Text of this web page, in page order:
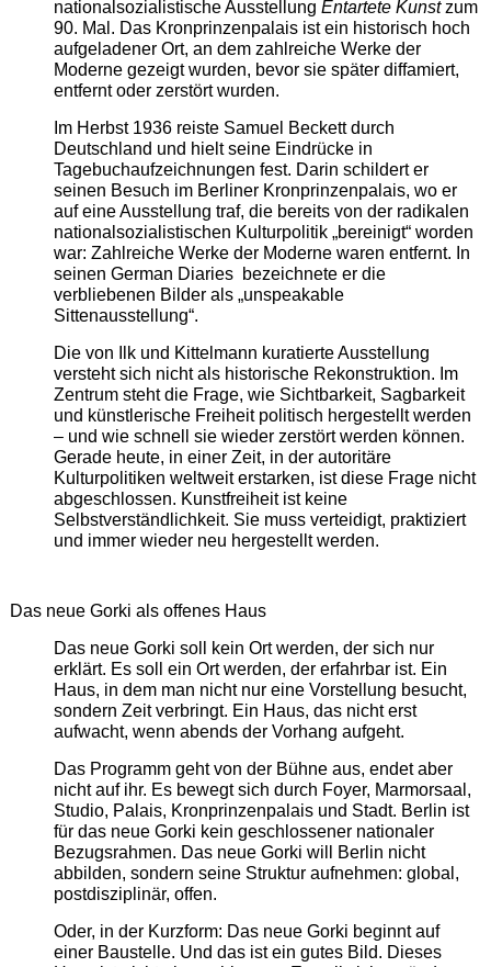
nationalsozialistische Ausstellung Entartete Kunstzum
90. Mal. Das Kronprinzenpalais ist ein historisch hoch
aufgeladener Ort, an dem zahlreiche Werke der
Moderne gezeigt wurden, bevor sie später diffamiert,
entfernt oder zerstört wurden.
Im Herbst 1936 reiste Samuel Beckett durch
Deutschland und hielt seine Eindrücke in
Tagebuchaufzeichnungen fest. Darin schildert er
seinen Besuch im Berliner Kronprinzenpalais, wo er
auf eine Ausstellung traf, die bereits von der radikalen
nationalsozialistischen Kulturpolitik „bereinigt“ worden
war: Zahlreiche Werke der Moderne waren entfernt. In
seinen German Diaries bezeichnete er die
verbliebenen Bilder als „unspeakable
Sittenausstellung“.
Die von Ilk und Kittelmann kuratierte Ausstellung
versteht sich nicht als historische Rekonstruktion. Im
Zentrum steht die Frage, wie Sichtbarkeit, Sagbarkeit
und künstlerische Freiheit politisch hergestellt werden
– und wie schnell sie wieder zerstört werden können.
Gerade heute, in einer Zeit, in der autoritäre
Kulturpolitiken weltweit erstarken, ist diese Frage nicht
abgeschlossen. Kunstfreiheit ist keine
Selbstverständlichkeit. Sie muss verteidigt, praktiziert
und immer wieder neu hergestellt werden.
Das neue Gorki als offenes Haus
Das neue Gorki soll kein Ort werden, der sich nur
erklärt. Es soll ein Ort werden, der erfahrbar ist. Ein
Haus, in dem man nicht nur eine Vorstellung besucht,
sondern Zeit verbringt. Ein Haus, das nicht erst
aufwacht, wenn abends der Vorhang aufgeht.
Das Programm geht von der Bühne aus, endet aber
nicht auf ihr. Es bewegt sich durch Foyer, Marmorsaal,
Studio, Palais, Kronprinzenpalais und Stadt. Berlin ist
für das neue Gorki kein geschlossener nationaler
Bezugsrahmen. Das neue Gorki will Berlin nicht
abbilden, sondern seine Struktur aufnehmen: global,
postdisziplinär, offen.
Oder, in der Kurzform: Das neue Gorki beginnt auf
einer Baustelle. Und das ist ein gutes Bild. Dieses